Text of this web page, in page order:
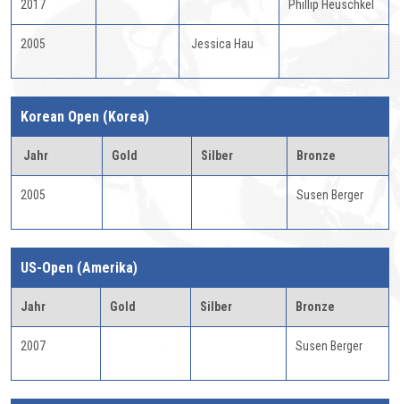
2017 Phillip Heuschkel
2005 Jessica Hau
Korean Open (Korea)
Jahr Gold Silber Bronze
2005 Susen Berger
US-Open (Amerika)
Jahr Gold Silber Bronze
2007 Susen Berger